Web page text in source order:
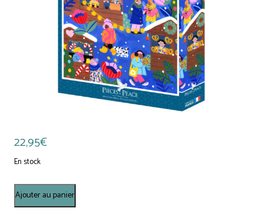
22,95€
En stock
quantité
de
Puzzle
Ajouter au panier